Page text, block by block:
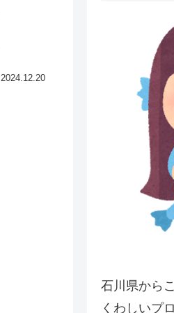
2024.12.20
石川県から
くわしいプ